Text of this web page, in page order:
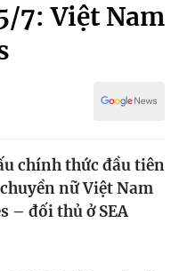
7: Việt Nam
chính thức đầu tiên
nữ Việt Nam
– đối thủ ở SEA